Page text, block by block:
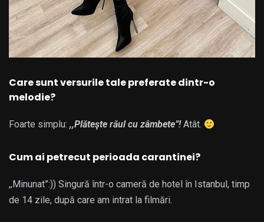
Care sunt versurile tale preferate dintr-o
melodie?
Foarte simplu: ,,Plăteşte răul cu zâmbete”!Atât.
Cum ai petrecut perioada carantinei?
,,Minunat”:)) Singură într-o cameră de hotel în Istanbul, timp
de 14 zile, după care am intrat la filmări.